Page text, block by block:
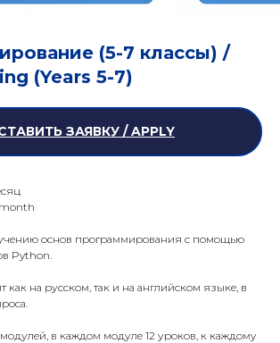
(5-7 классы) /
(Years 5-7)
ЗАЯВКУ / APPLY
month
основ программирования с помощью
Python.
как на русском, так и на английском языке, в
модулей, в каждом модуле 12 уроков, к каждому